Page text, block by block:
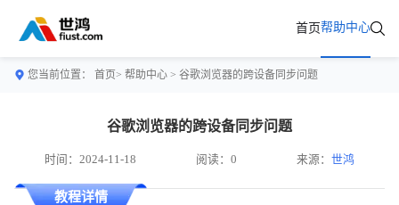
首页帮助中心
您当前位置： 首页> 帮助中心 > 谷歌浏览器的跨设备同步问题
谷歌浏览器的跨设备同步问题
时间：2024-11-18 阅读：0 来源：世鸿
教程详情